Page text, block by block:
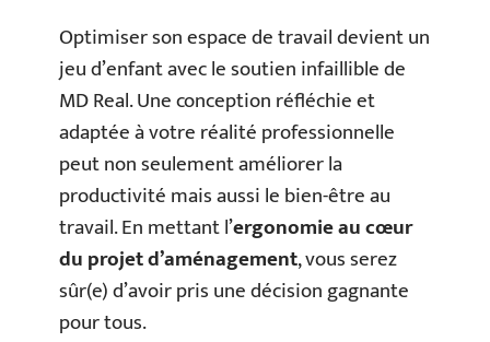
Optimiser son espace de travail devient un
jeu d’enfant avec le soutien infaillible de
MD Real. Une conception réfléchie et
adaptée à votre réalité professionnelle
peut non seulement améliorer la
productivité mais aussi le bien-être au
travail. En mettant l’ergonomie au cœur
du projet d’aménagement, vous serez
sûr(e) d’avoir pris une décision gagnante
pour tous.